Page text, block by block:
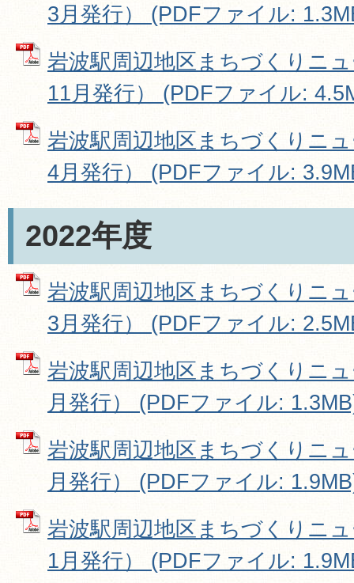
3月発行） (PDFファイル:
岩波駅周辺地区まちづくりニ
11月発行） (PDFファイル:
岩波駅周辺地区まちづくりニ
4月発行） (PDFファイル:
2022年度
岩波駅周辺地区まちづくりニ
3月発行） (PDFファイル:
岩波駅周辺地区まちづくりニ
月発行） (PDFファイル:
岩波駅周辺地区まちづくりニ
月発行） (PDFファイル:
岩波駅周辺地区まちづくりニ
1月発行） (PDFファイル: